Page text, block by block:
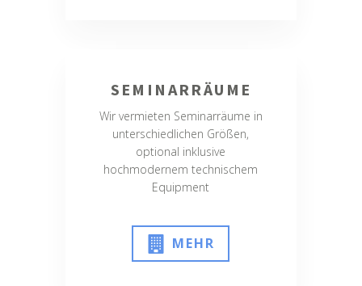
SEMINARRÄUME
Wir vermieten Seminarräume in
unterschiedlichen Größen,
optional inklusive
hochmodernem technischem
Equipment
MEHR